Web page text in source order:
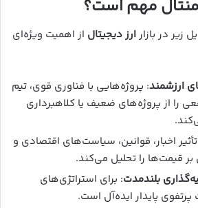
مهم است؟
زیر در بازارارز دیجیتال از اهمیت ویژه‌ای
ارزشمند: پروژه‌هایی با فناوری قوی، تیم
را از پروژه‌های ضعیف یا کلاهبرداری
اخبار، قوانین، سیاست‌های اقتصادی و
قیمت‌ها را تحلیل می‌کند.
بلندمدت: برای استراتژی‌های
پایدار ایده‌آل است.